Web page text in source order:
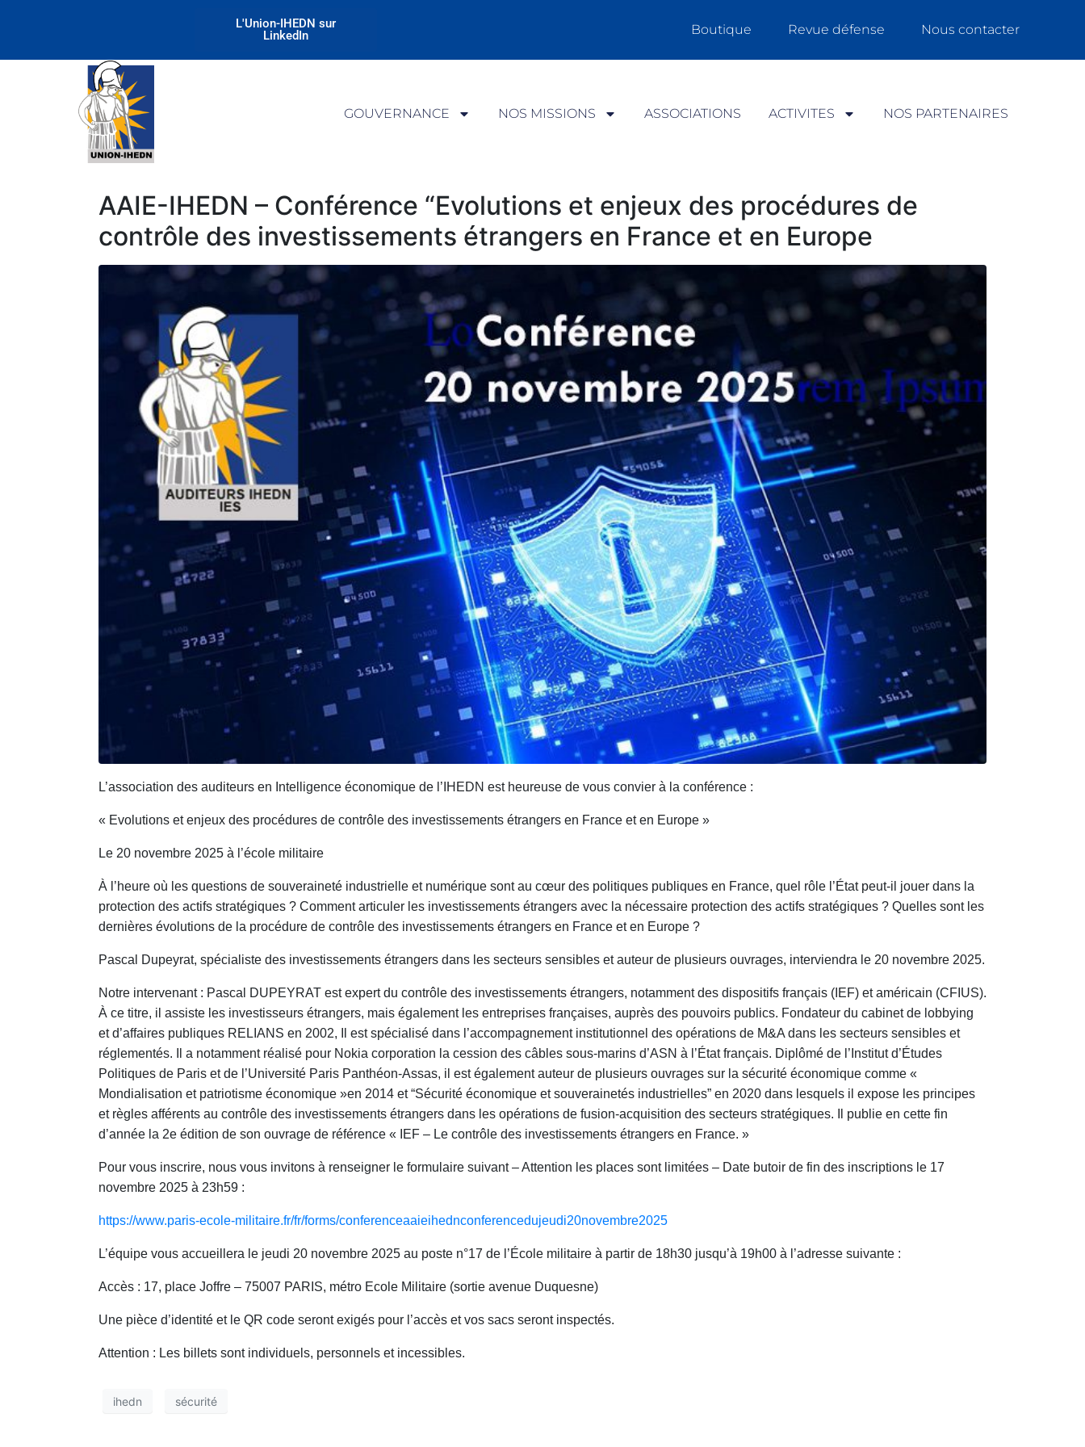
L'Union-IHEDN sur
LinkedIn
Boutique Revue défense Nous contacter
GOUVERNANCE NOS MISSIONS ASSOCIATIONS ACTIVITES NOS PARTENAIRES
AAIE-IHEDN – Conférence “Evolutions et enjeux des procédures de
contrôle des investissements étrangers en France et en Europe
L’association des auditeurs en Intelligence économique de l’IHEDN est heureuse de vous convier à la conférence :
« Evolutions et enjeux des procédures de contrôle des investissements étrangers en France et en Europe »
Le 20 novembre 2025 à l’école militaire
À l’heure où les questions de souveraineté industrielle et numérique sont au cœur des politiques publiques en France, quel rôle l’État peut-il jouer dans la
protection des actifs stratégiques ? Comment articuler les investissements étrangers avec la nécessaire protection des actifs stratégiques ? Quelles sont les
dernières évolutions de la procédure de contrôle des investissements étrangers en France et en Europe ?
Pascal Dupeyrat, spécialiste des investissements étrangers dans les secteurs sensibles et auteur de plusieurs ouvrages, interviendra le 20 novembre 2025.
Notre intervenant : Pascal DUPEYRAT est expert du contrôle des investissements étrangers, notamment des dispositifs français (IEF) et américain (CFIUS).
À ce titre, il assiste les investisseurs étrangers, mais également les entreprises françaises, auprès des pouvoirs publics. Fondateur du cabinet de lobbying
et d’affaires publiques RELIANS en 2002, Il est spécialisé dans l’accompagnement institutionnel des opérations de M&A dans les secteurs sensibles et
réglementés. Il a notamment réalisé pour Nokia corporation la cession des câbles sous-marins d’ASN à l’État français. Diplômé de l’Institut d’Études
Politiques de Paris et de l’Université Paris Panthéon-Assas, il est également auteur de plusieurs ouvrages sur la sécurité économique comme «
Mondialisation et patriotisme économique »en 2014 et “Sécurité économique et souverainetés industrielles” en 2020 dans lesquels il expose les principes
et règles afférents au contrôle des investissements étrangers dans les opérations de fusion-acquisition des secteurs stratégiques. Il publie en cette fin
d’année la 2e édition de son ouvrage de référence « IEF – Le contrôle des investissements étrangers en France. »
Pour vous inscrire, nous vous invitons à renseigner le formulaire suivant – Attention les places sont limitées – Date butoir de fin des inscriptions le 17
novembre 2025 à 23h59 :
https://www.paris-ecole-militaire.fr/fr/forms/conferenceaaieihednconferencedujeudi20novembre2025
L’équipe vous accueillera le jeudi 20 novembre 2025 au poste n°17 de l’École militaire à partir de 18h30 jusqu’à 19h00 à l’adresse suivante :
Accès : 17, place Joffre – 75007 PARIS, métro Ecole Militaire (sortie avenue Duquesne)
Une pièce d’identité et le QR code seront exigés pour l’accès et vos sacs seront inspectés.
Attention : Les billets sont individuels, personnels et incessibles.
ihedn sécurité